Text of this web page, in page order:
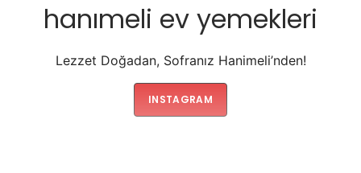
hanımeli ev yemekleri
Lezzet Doğadan, Sofranız Hanimeli’nden!
INSTAGRAM